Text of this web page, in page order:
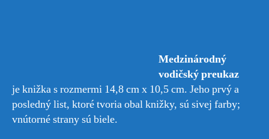
Medzinárodný
vodičský preukaz
je knižka s rozmermi 14,8 cm x 10,5 cm. Jeho prvý a
posledný list, ktoré tvoria obal knižky, sú sivej farby;
vnútorné strany sú biele.